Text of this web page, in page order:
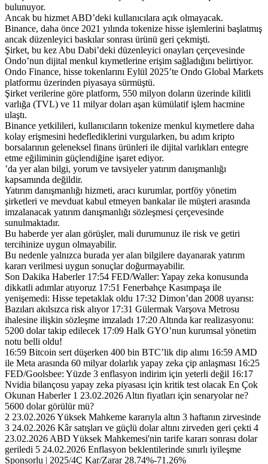
bulunuyor.
Ancak bu hizmet ABD’deki kullanıcılara açık olmayacak.
Binance, daha önce 2021 yılında tokenize hisse işlemlerini başlatmış
ancak düzenleyici baskılar sonrası ürünü geri çekmişti.
Şirket, bu kez Abu Dabi’deki düzenleyici onayları çerçevesinde
Ondo’nun dijital menkul kıymetlerine erişim sağladığını belirtiyor.
Ondo Finance, hisse tokenlarını Eylül 2025’te Ondo Global Markets
platformu üzerinden piyasaya sürmüştü.
Şirket verilerine göre platform, 550 milyon doların üzerinde kilitli
varlığa (TVL) ve 11 milyar doları aşan kümülatif işlem hacmine
ulaştı.
Binance yetkilileri, kullanıcıların tokenize menkul kıymetlere daha
kolay erişmesini hedeflediklerini vurgularken, bu adım kripto
borsalarının geleneksel finans ürünleri ile dijital varlıkları entegre
etme eğiliminin güçlendiğine işaret ediyor.
’da yer alan bilgi, yorum ve tavsiyeler yatırım danışmanlığı
kapsamında değildir.
Yatırım danışmanlığı hizmeti, aracı kurumlar, portföy yönetim
şirketleri ve mevduat kabul etmeyen bankalar ile müşteri arasında
imzalanacak yatırım danışmanlığı sözleşmesi çerçevesinde
sunulmaktadır.
Bu haberde yer alan görüşler, mali durumunuz ile risk ve getiri
tercihinize uygun olmayabilir.
Bu nedenle yalnızca burada yer alan bilgilere dayanarak yatırım
kararı verilmesi uygun sonuçlar doğurmayabilir.
Son Dakika Haberler 17:54 FED/Waller: Yapay zeka konusunda
dikkatli adımlar atıyoruz 17:51 Fenerbahçe Kasımpaşa ile
yenişemedi: Hisse tepetaklak oldu 17:32 Dimon’dan 2008 uyarısı:
Bazıları akılsızca risk alıyor 17:31 Gülermak Varşova Metrosu
ihalesine ilişkin sözleşme imzaladı 17:20 Altında kar realizasyonu:
5200 dolar takip edilecek 17:09 Halk GYO’nun kurumsal yönetim
notu belli oldu!
16:59 Bitcoin sert düşerken 400 bin BTC’lik dip alımı 16:59 AMD
ile Meta arasında 60 milyar dolarlık yapay zeka çip anlaşması 16:25
FED/Goolsbee: Yüzde 3 enflasyon indirim için yeterli değil 16:17
Nvidia bilançosu yapay zeka piyasası için kritik test olacak En Çok
Okunan Haberler 1 23.02.2026 Altın fiyatları için senaryolar ne?
5600 dolar görülür mü?
2 23.02.2026 Yüksek Mahkeme kararıyla altın 3 haftanın zirvesinde
3 24.02.2026 Kâr satışları ve güçlü dolar altını zirveden geri çekti 4
23.02.2026 ABD Yüksek Mahkemesi'nin tarife kararı sonrası dolar
geriledi 5 24.02.2026 Enflasyon beklentilerinde sınırlı iyileşme
Sponsorlu | 2025/4Ç Kar/Zarar 28.74%-71.26%